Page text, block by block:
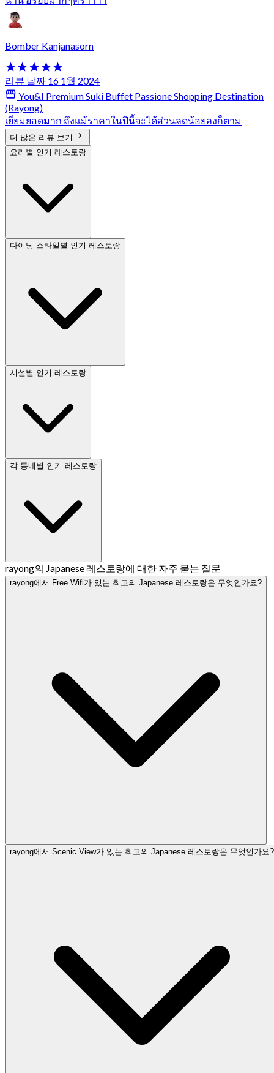
Bomber Kanjanasorn
리뷰 날짜 16 1월 2024
You&I Premium Suki Buffet Passione Shopping Destination
(Rayong)
เยี่ยมยอดมาก ถึงแม้ราคาในปีนี้จะได้ส่วนลดน้อยลงก็ตาม
더 많은 리뷰 보기
요리별 인기 레스토랑
다이닝 스타일별 인기 레스토랑
시설별 인기 레스토랑
각 동네별 인기 레스토랑
rayong의 Japanese 레스토랑에 대한 자주 묻는 질문
rayong에서 Free Wifi가 있는 최고의 Japanese 레스토랑은 무엇인가요?
rayong에서 Scenic View가 있는 최고의 Japanese 레스토랑은 무엇인가요?